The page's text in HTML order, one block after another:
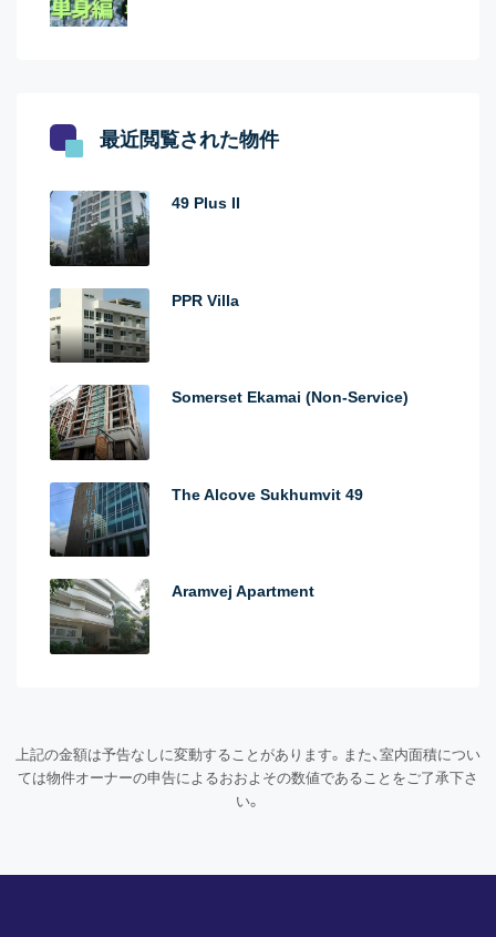
最近閲覧された物件
49 Plus II
PPR Villa
Somerset Ekamai (Non-Service)
The Alcove Sukhumvit 49
Aramvej Apartment
上記の金額は予告なしに変動することがあります。また、室内面積につい
ては物件オーナーの申告によるおおよその数値であることをご了承下さ
い。